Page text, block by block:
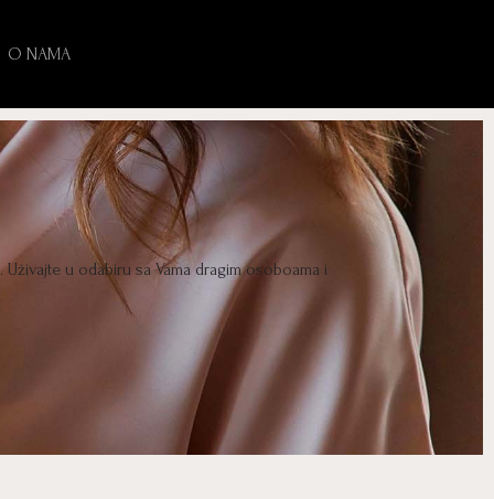
O NAMA
u odabiru sa Vama dragim osoboama i